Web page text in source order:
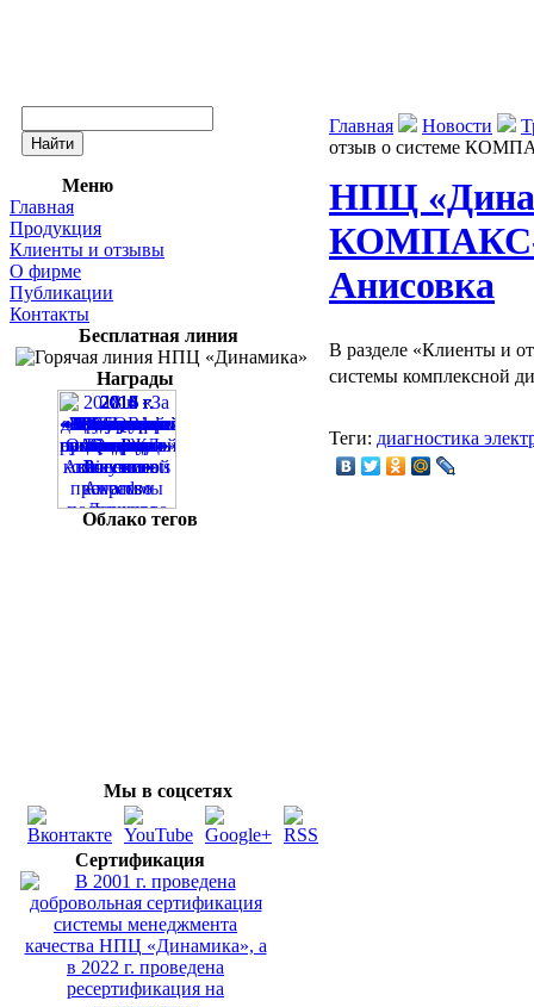
Меню
Главная
Продукция
Клиенты и отзывы
О фирме
Публикации
Контакты
Бесплатная линия
Награды
Облако тегов
Мы в соцсетях
Сертификация
Главная Новости
отзыв о системе
НПЦ
КОМПАКС-
Анисовка
В разделе «Клиенты и
системы комплексной
Теги: диагностика